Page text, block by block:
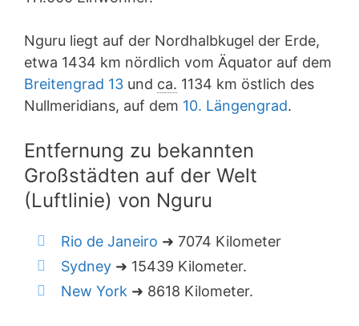
Nguru liegt auf der Nordhalbkugel der Erde,
etwa 1434 km nördlich vom Äquator auf dem
Breitengrad 13 und ca. 1134 km östlich des
Nullmeridians, auf dem 10. Längengrad.
Entfernung zu bekannten
Großstädten auf der Welt
(Luftlinie) von Nguru
Rio de Janeiro ➜ 7074 Kilometer
Sydney ➜ 15439 Kilometer.
New York ➜ 8618 Kilometer.